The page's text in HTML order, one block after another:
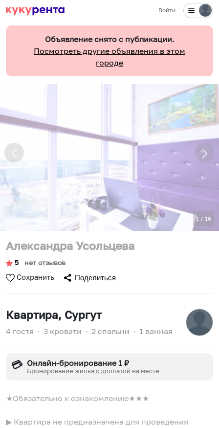
Войти
Объявление снято с публикации.
Посмотреть другие объявления в этом
городе
1 / 16
Александра Усольцева
5 ∙ нет отзывов
Сохранить Поделиться
Квартира, Сургут
4 гостя ∙ 3 кровати ∙ 2 спальни ∙ 1 ванная
💳 Онлайн-бронирование 1 ₽
Бронирование жилья с доплатой на месте
★Обязательно к ознакомлению★★★
▶ Квартира не предназначена для проведения